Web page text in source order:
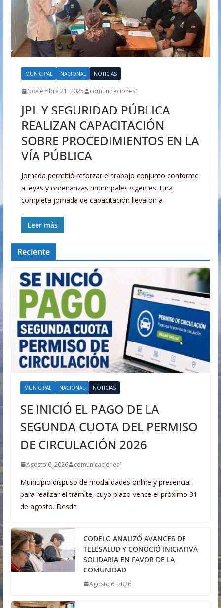
MUNICIPAL NACIONAL NOTICIAS
Noviembre 21, 2025 comunicaciones1
JPL Y SEGURIDAD PÚBLICA
REALIZAN CAPACITACIÓN
SOBRE PROCEDIMIENTOS EN LA
VÍA PÚBLICA
Jornada permitió reforzar el trabajo conjunto conforme
a leyes y ordenanzas municipales vigentes. Una
completa jornada de capacitación llevaron a
Leer más
Reciente
MUNICIPAL NACIONAL NOTICIAS
SE INICIÓ EL PAGO DE LA
SEGUNDA CUOTA DEL PERMISO
DE CIRCULACIÓN 2026
Agosto 6, 2026 comunicaciones1
Municipio dispuso de modalidades online y presencial
para realizar el trámite, cuyo plazo vence el próximo 31
de agosto. Desde
CODELO ANALIZÓ AVANCES DE
TELESALUD Y CONOCIÓ INICIATIVA
SOLIDARIA EN FAVOR DE LA
COMUNIDAD
Agosto 6, 2026